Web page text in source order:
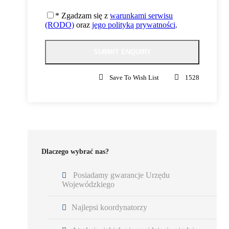
* Zgadzam się z warunkami serwisu
(RODO) oraz jego polityką prywatności.
Save To Wish List 1528
Dlaczego wybrać nas?
Posiadamy gwarancje Urzędu
Wojewódzkiego
Najlepsi koordynatorzy
Przelotu, Dwie kolacje w Marrakeszu nie są wliczone w
cenę,
80%
SKALA TRUDNOŚCI